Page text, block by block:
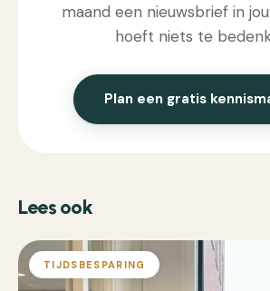
maand een nieuwsbrief in
hoeft niets te
Plan een gratis
Lees ook
TIJDSBESPARING